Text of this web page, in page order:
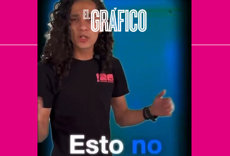
El Universal
Vive USA
Clase
De 10 sports